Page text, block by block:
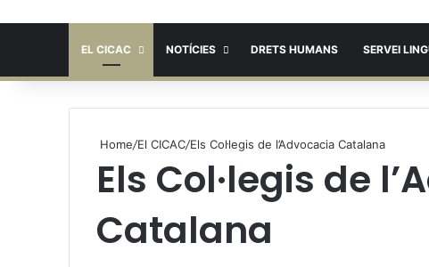
EL CICAC NOTÍCIES DRETS HUMANS SERVEI
Home/El CICAC/Els Col·legis de l’Advocacia Catalana
Els Col·legis de
Catalana